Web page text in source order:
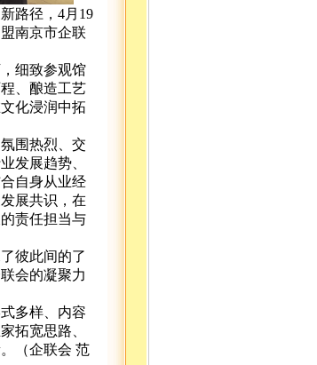
路径，4月19
南京市企联
细致参观馆
、酿造工艺
化浸润中拓
围热烈、交
发展趋势、
自身从业经
展共识，在
责任担当与
彼此间的了
会的凝聚力
多样、内容
拓宽思路、
（企联会 范